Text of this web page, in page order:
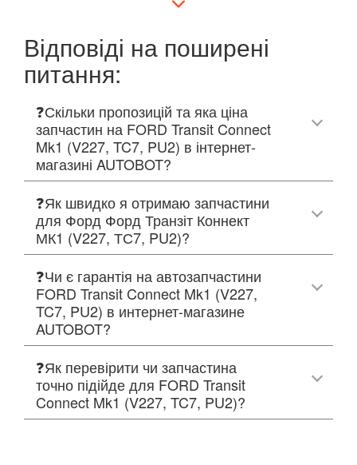
Відповіді на поширені
питання:
❓Скільки пропозицій та яка ціна
запчастин на FORD Transit Connect
Mk1 (V227, TC7, PU2) в інтернет-
магазині AUTOBOT?
❓Як швидко я отримаю запчастини
для Форд Форд Транзіт Коннект
МК1 (V227, ТС7, PU2)?
❓Чи є гарантія на автозапчастини
FORD Transit Connect Mk1 (V227,
TC7, PU2) в интернет-магазине
AUTOBOT?
❓Як перевірити чи запчастина
точно підійде для FORD Transit
Connect Mk1 (V227, TC7, PU2)?